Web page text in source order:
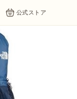
公式ストア